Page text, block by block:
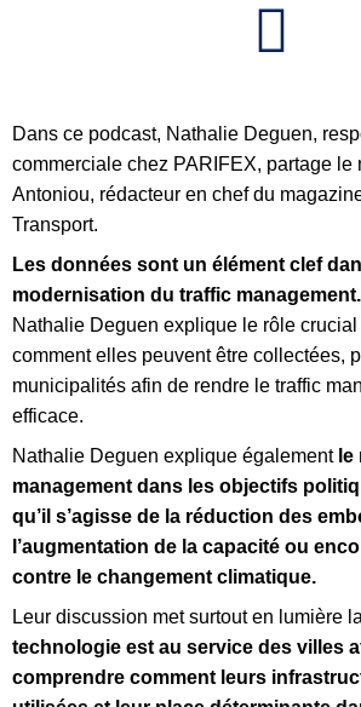
Dans ce podcast, Nathalie Deguen,
commerciale chez PARIFEX, partage le
Antoniou, rédacteur en chef du
Transport.
Les données sont un élément clef
modernisation du traffic management.
Nathalie Deguen explique le rôle
comment elles peuvent être collectées,
municipalités afin de rendre le traffic
efficace.
Nathalie Deguen explique également
management dans les objectifs
qu’il s’agisse de la réduction des
l’augmentation de la capacité ou
contre le changement climatique.
Leur discussion met surtout en lumière
technologie est au service des villes
comprendre comment leurs